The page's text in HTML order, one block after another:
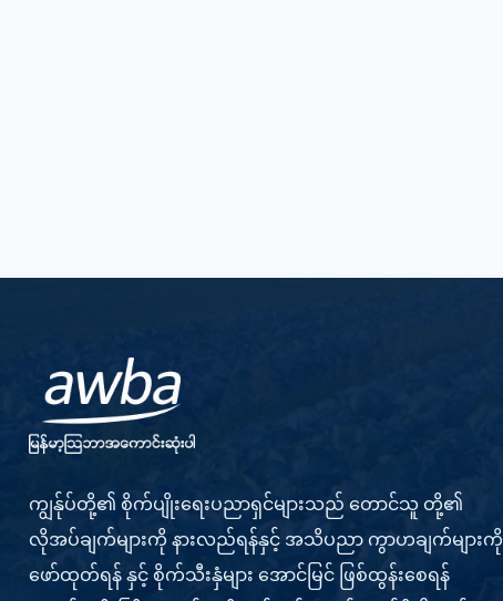
ကျွန်ုပ်တို့၏ စိုက်ပျိုးရေးပညာရှင်များသည် တောင်သူ တို့၏
လိုအပ်ချက်များကို နားလည်ရန်နှင့် အသိပညာ ကွာဟချက်များကို
ဖော်ထုတ်ရန် နှင့် စိုက်သီးနှံများ အောင်မြင် ဖြစ်ထွန်းစေရန်